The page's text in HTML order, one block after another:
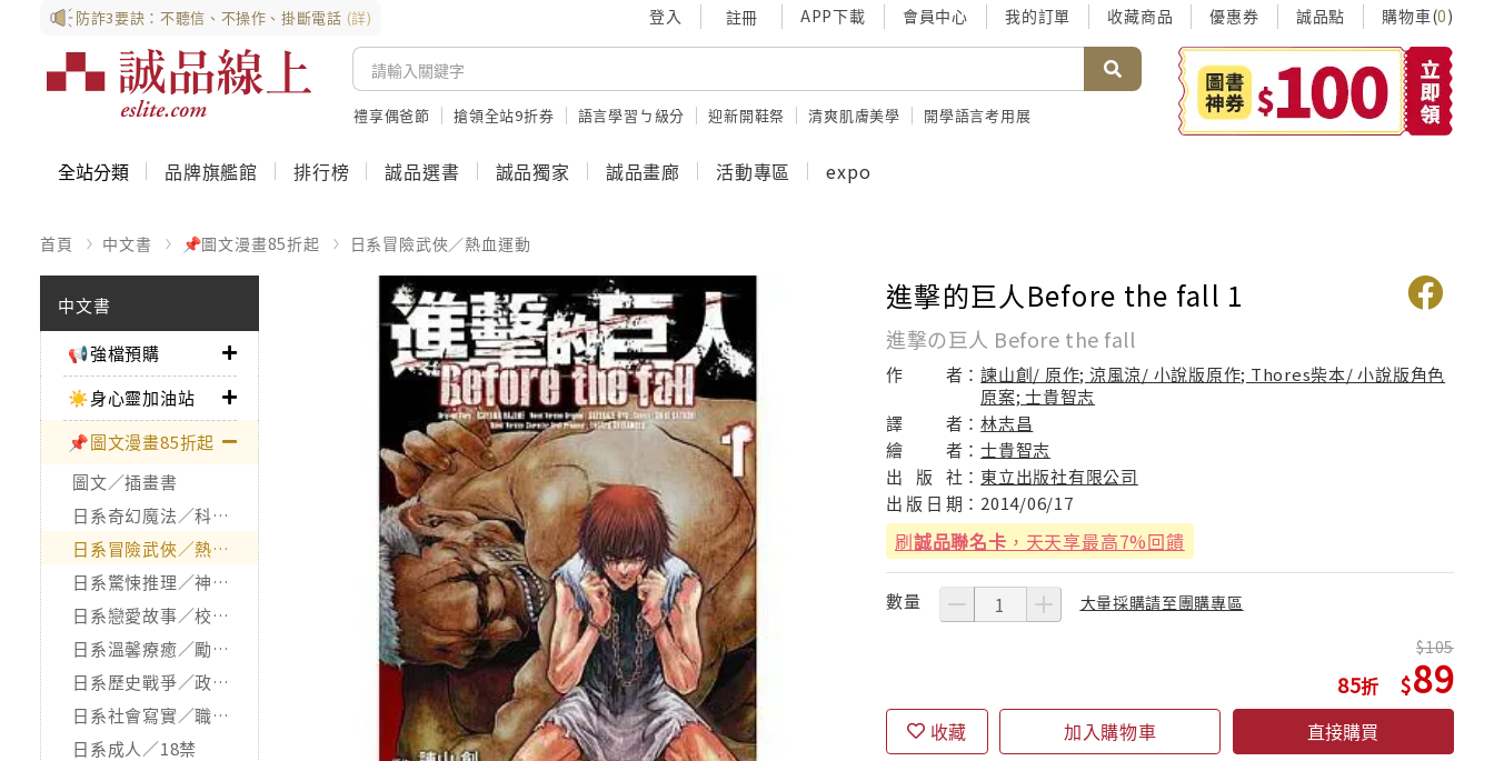
防詐3要訣：不聽信、不操作、掛斷電話 (詳) 登入 註冊 APP下載 會員中心 我的訂單 收藏商品 優惠券 誠品點 購物車(0)
禮享偶爸節 搶領全站9折券 語言學習ㄅ級分 迎新開鞋祭 清爽肌膚美學 開學語言考用展
全站分類 品牌旗艦館 排行榜 誠品選書 誠品獨家 誠品畫廊 活動專區 expo
首頁 中文書 📌圖文漫畫85折起 日系冒險武俠／熱血運動
中文書
📢強檔預購
☀️身心靈加油站
📌圖文漫畫85折起
圖文／插畫書
日系奇幻魔法／科幻冒險
日系冒險武俠／熱血運動
日系驚悚推理／神怪靈異
日系戀愛故事／校園青春
日系溫馨療癒／勵志搞笑
日系歷史戰爭／政治宗教
日系社會寫實／職場職人
日系成人／18禁
進擊的巨人Before the fall 1
進撃の巨人 Before the fall
作 者：諫山創/ 原作; 涼風涼/ 小說版原作; Thores柴本/ 小說版角色
原案; 士貴智志
譯
者：林志昌
繪
者：士貴智志
出
版 社： 東立出版社有限公司
出 版 日 期： 2014/06/17
刷誠品聯名卡 ，天天享最高7%回饋
數量 大量採購請至團購專區
85
105
89
收藏 加入購物車 直接購買